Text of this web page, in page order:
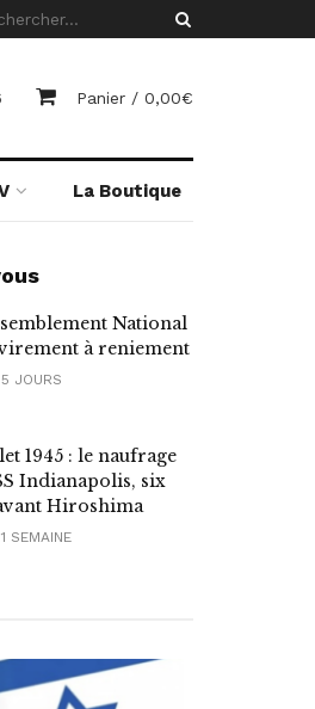
Panier / 0,00€
La Boutique
National
à reniement
JOURS
1945 : le naufrage
Indianapolis, six
Hiroshima
SEMAINE